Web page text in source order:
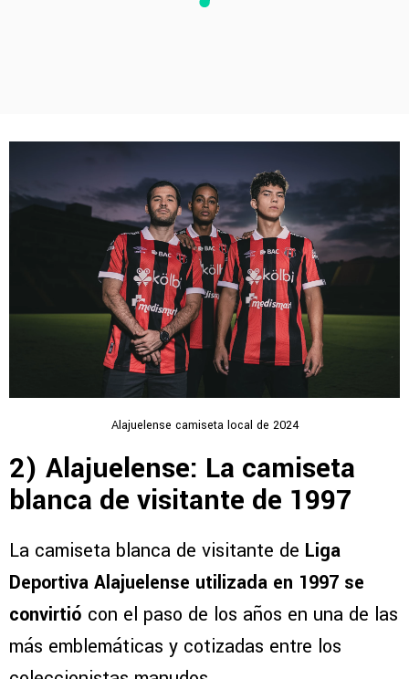
Alajuelense camiseta local de 2024
2) Alajuelense: La camiseta
blanca de visitante de 1997
La camiseta blanca de visitante de Liga
Deportiva Alajuelense utilizada en 1997 se
convirtió con el paso de los años en una de las
más emblemáticas y cotizadas entre los